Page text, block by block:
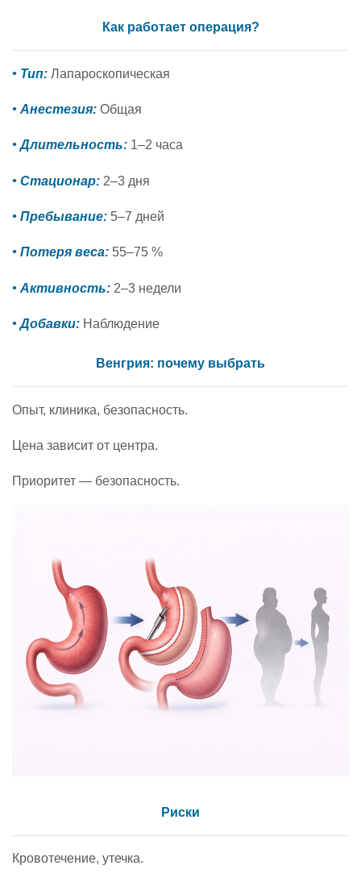
Как работает операция?
• Тип: Лапароскопическая
• Анестезия: Общая
• Длительность: 1–2 часа
• Стационар: 2–3 дня
• Пребывание: 5–7 дней
• Потеря веса: 55–75 %
• Активность: 2–3 недели
• Добавки: Наблюдение
Венгрия: почему выбрать
Опыт, клиника, безопасность.
Цена зависит от центра.
Приоритет — безопасность.
Риски
Кровотечение, утечка.